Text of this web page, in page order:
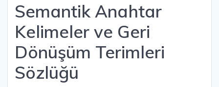
Semantik Anahtar
Kelimeler ve Geri
Dönüşüm Terimleri
Sözlüğü